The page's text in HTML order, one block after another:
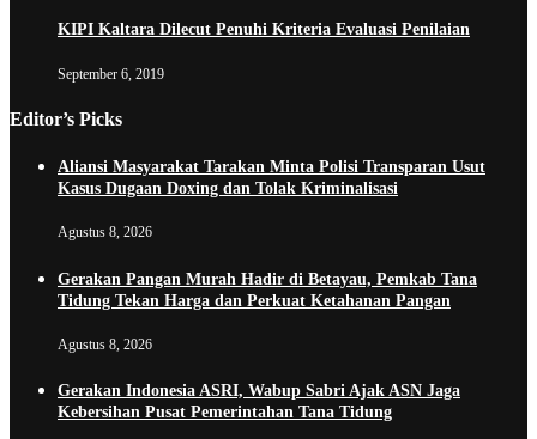
KIPI Kaltara Dilecut Penuhi Kriteria Evaluasi Penilaian
September 6, 2019
Editor’s Picks
Aliansi Masyarakat Tarakan Minta Polisi Transparan Usut
Kasus Dugaan Doxing dan Tolak Kriminalisasi
Agustus 8, 2026
Gerakan Pangan Murah Hadir di Betayau, Pemkab Tana
Tidung Tekan Harga dan Perkuat Ketahanan Pangan
Agustus 8, 2026
Gerakan Indonesia ASRI, Wabup Sabri Ajak ASN Jaga
Kebersihan Pusat Pemerintahan Tana Tidung